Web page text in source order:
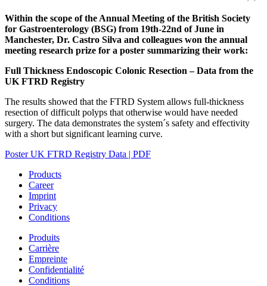
Within the scope of the Annual Meeting of the British Society
for Gastroenterology (BSG) from 19th-22nd of June in
Manchester, Dr. Castro Silva and colleagues won the annual
meeting research prize for a poster summarizing their work:
Full Thickness Endoscopic Colonic Resection – Data from the
UK FTRD Registry
The results showed that the FTRD System allows full-thickness
resection of difficult polyps that otherwise would have needed
surgery. The data demonstrates the system´s safety and effectivity
with a short but significant learning curve.
Poster UK FTRD Registry Data | PDF
Products
Career
Imprint
Privacy
Conditions
Produits
Carrière
Empreinte
Confidentialité
Conditions